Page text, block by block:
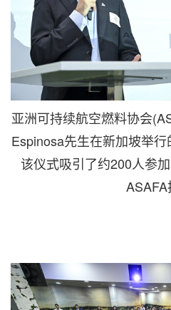
亚洲可持续航空燃料协会
Espinosa先生在新加坡举行
该仪式吸引了约200人参